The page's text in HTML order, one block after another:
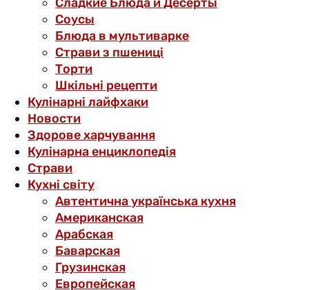
Соусы
Блюда в мультиварке
Страви з пшениці
Торти
Шкільні рецепти
Кулінарні лайфхаки
Новости
Здорове харчування
Кулінарна енциклопедія
Страви
Кухні світу
Автентична українська кухня
Американская
Арабская
Баварская
Грузинская
Европейская